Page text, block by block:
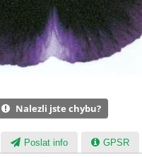
Nalezli jste chybu?
Poslat info GPSR